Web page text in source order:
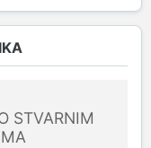
STVARNIM